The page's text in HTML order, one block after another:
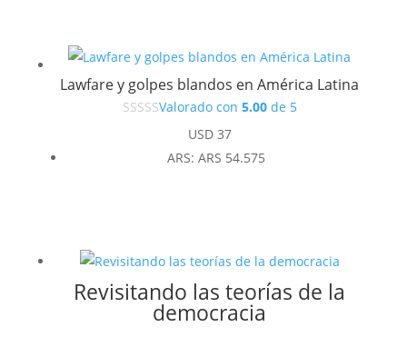
Lawfare y golpes blandos en América Latina
Valorado con 5.00de 5
USD37
ARS: ARS 54.575
Revisitando las teorías de la
democracia